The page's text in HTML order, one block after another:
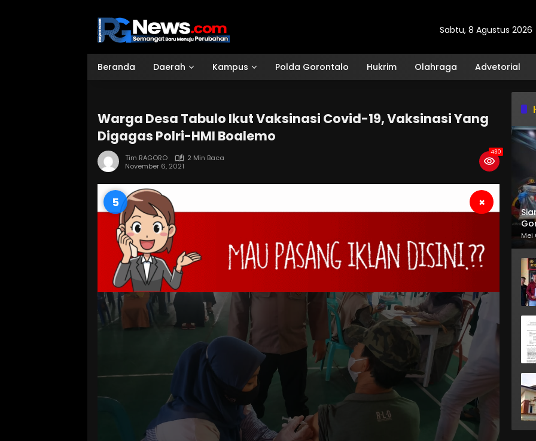
Sabtu, 8 Agustus 2026
Beranda Daerah Kampus Polda Gorontalo Hukrim Olahraga Advetorial
Warga Desa Tabulo Ikut Vaksinasi Covid-19, Vaksinasi Yang
Digagas Polri-HMI Boalemo
Tim RAGORO
2 Min Baca
November 6, 2021
430
4 ×
Mei